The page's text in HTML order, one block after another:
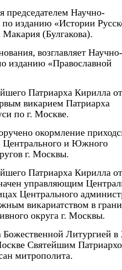
председателем Научно-
по изданию «Истории
(Булгакова).
возглавляет Научно-
изданию «Православной
Патриарха Кирилла
викарием Патриарха
по г. Москве.
окормление
Центрального и Южного
г. Москвы.
Патриарха Кирилла
управляющим
Центрального
викариатством в
округа г. Москвы.
Божественной Литургией
Святейшим
митрополита.